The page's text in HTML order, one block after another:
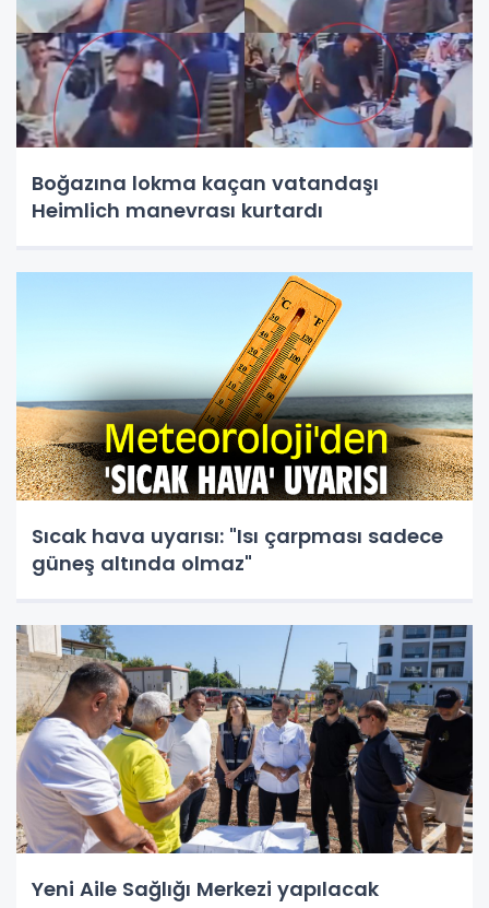
Boğazına lokma kaçan vatandaşı
Heimlich manevrası kurtardı
Sıcak hava uyarısı: "Isı çarpması sadece
güneş altında olmaz"
Yeni Aile Sağlığı Merkezi yapılacak